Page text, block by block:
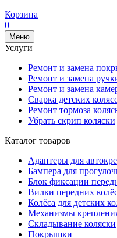
Корзина
0
Меню
Услуги
Ремонт и замена
Ремонт и замена
Ремонт и замена
Сварка детских
Ремонт тормоза
Убрать скрип коляски
Каталог товаров
Адаптеры для
Бампера для
Блок фиксации
Вилки передних
Колёса для детских
Механизмы
Складывание коляски
Покрышки